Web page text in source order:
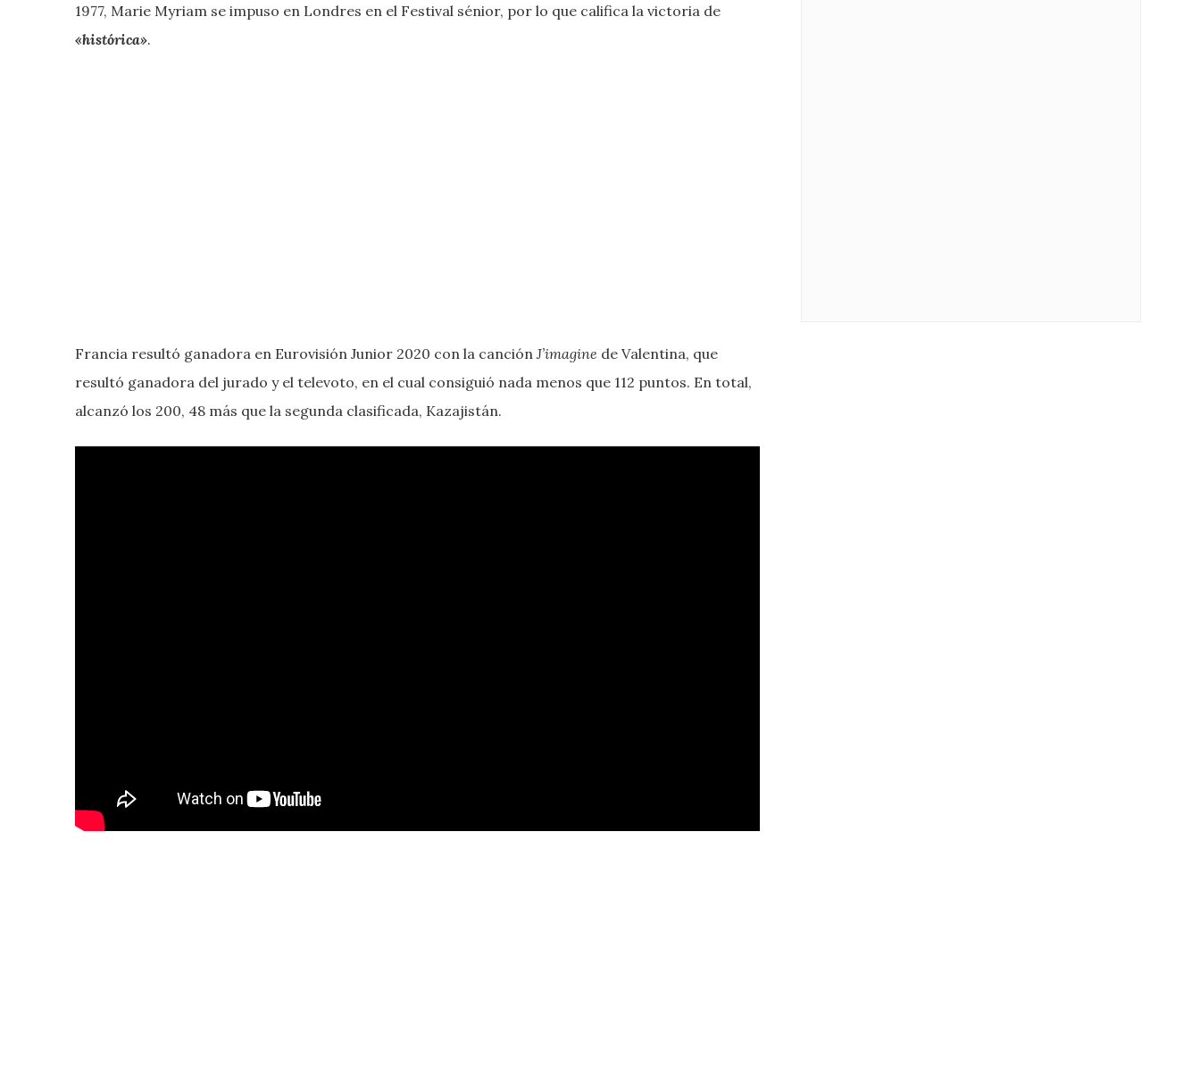
1977, Marie Myriam se impuso en Londres en el Festival sénior, por lo que califica la victoria de
«histórica».
Francia resultó ganadora en Eurovisión Junior 2020 con la canción J’imagine de Valentina, que
resultó ganadora del jurado y el televoto, en el cual consiguió nada menos que 112 puntos. En total,
alcanzó los 200, 48 más que la segunda clasificada, Kazajistán.